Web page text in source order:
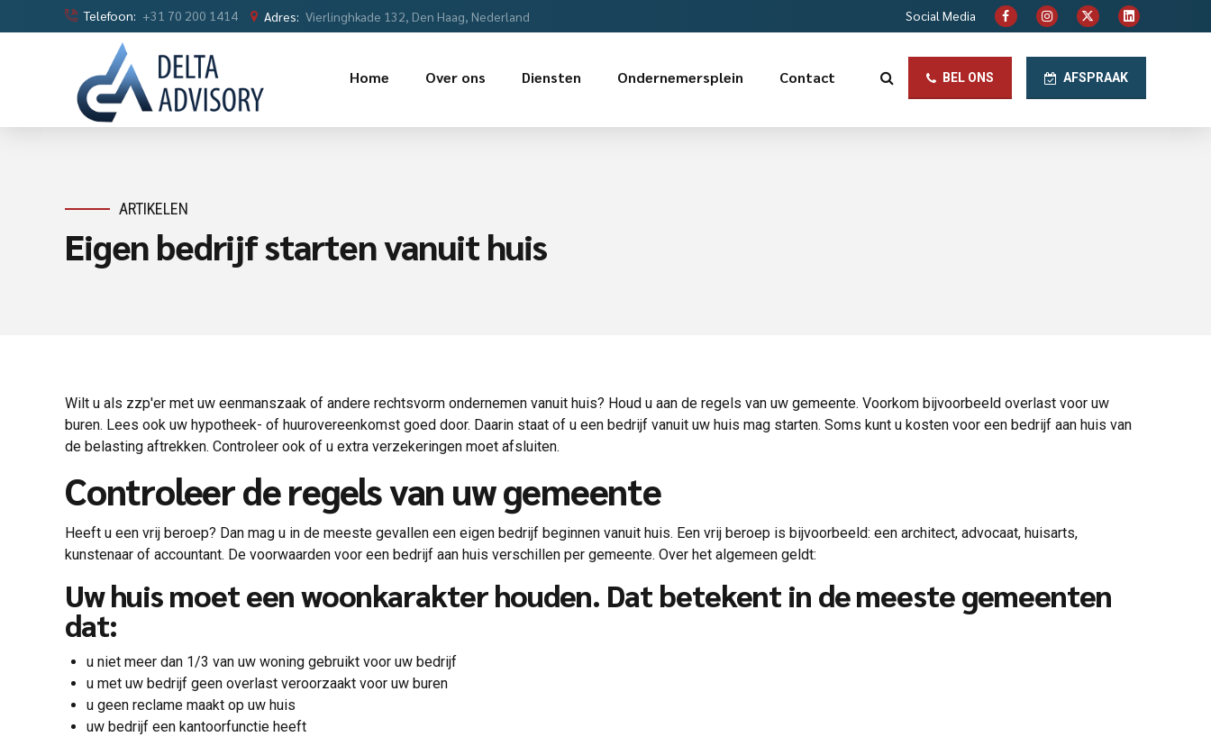
Telefoon: +31 70 200 1414 Adres: Vierlinghkade 132, Den Haag, Nederland Social Media
BEL ONS AFSPRAAK
Home Over ons Diensten Ondernemersplein Contact
ARTIKELEN
Eigen bedrijf starten vanuit huis
Wilt u als zzp'er met uw eenmanszaak of andere rechtsvorm ondernemen vanuit huis? Houd u aan de regels van uw gemeente. Voorkom bijvoorbeeld overlast voor uw
buren. Lees ook uw hypotheek- of huurovereenkomst goed door. Daarin staat of u een bedrijf vanuit uw huis mag starten. Soms kunt u kosten voor een bedrijf aan huis van
de belasting aftrekken. Controleer ook of u extra verzekeringen moet afsluiten.
Controleer de regels van uw gemeente
Heeft u een vrij beroep? Dan mag u in de meeste gevallen een eigen bedrijf beginnen vanuit huis. Een vrij beroep is bijvoorbeeld: een architect, advocaat, huisarts,
kunstenaar of accountant. De voorwaarden voor een bedrijf aan huis verschillen per gemeente. Over het algemeen geldt:
Uw huis moet een woonkarakter houden. Dat betekent in de meeste gemeenten
dat:
u niet meer dan 1/3 van uw woning gebruikt voor uw bedrijf
u met uw bedrijf geen overlast veroorzaakt voor uw buren
u geen reclame maakt op uw huis
uw bedrijf een kantoorfunctie heeft